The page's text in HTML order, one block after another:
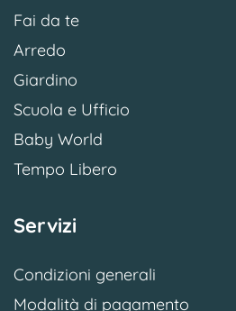
Fai da te
Arredo
Giardino
Scuola e Ufficio
Baby World
Tempo Libero
Servizi
Condizioni generali
Modalità di pagamento